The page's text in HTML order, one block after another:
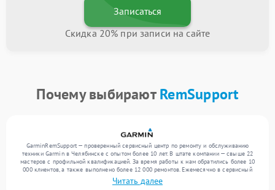
Записаться
Скидка 20% при записи на сайте
Почему выбираютRemSupport
GarminRemSupport — проверенный сервисный центр по ремонту и обслуживанию
техники Garmin в Челябинске с опытом более 10 лет. В штате компании — свыше 22
мастеров с профильной квалификацией. За время работы к нам обратились более 10
000 клиентов, а также выполнено более 12 000 ремонтов. Ежемесячно в сервисный
центр поступает свыше 300 единиц техники, включая , , . Мы устраняем поломки
любой сложности и предлагаем стабильный уровень сервиса благодаря опыту
Читать далее